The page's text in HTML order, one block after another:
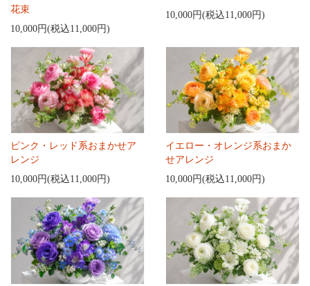
花束
10,000円(税込11,000円)
10,000円(税込11,000円)
ピンク・レッド系おまかせア
レンジ
10,000円(税込11,000円)
イエロー・オレンジ系おまか
せアレンジ
10,000円(税込11,000円)